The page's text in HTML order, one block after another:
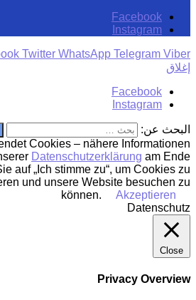
Facebook
Instagram
Twitter WhatsApp Telegram Viber
إغلاق
Facebook
Instagram
البحث عن:
Cookies – nähere Informationen
Datenschutzerklärung am Ende
auf „Ich stimme zu“, um Cookies zu
und unsere Website besuchen zu
können.
Akzeptieren
Datenschutz
Close
Privacy Overview